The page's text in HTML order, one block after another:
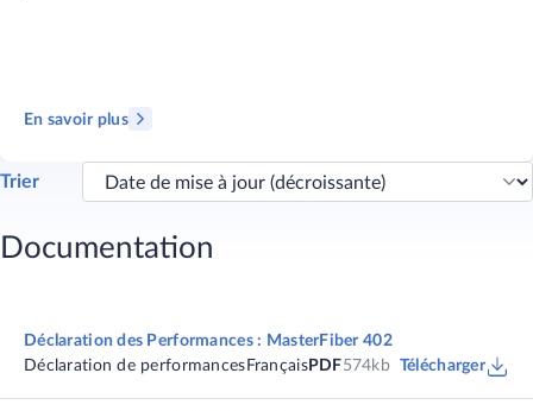
En savoir plus
Trier
Documentation
Déclaration des Performances : MasterFiber 402
Déclaration de performances FrançaisPDF574kb Télécharger